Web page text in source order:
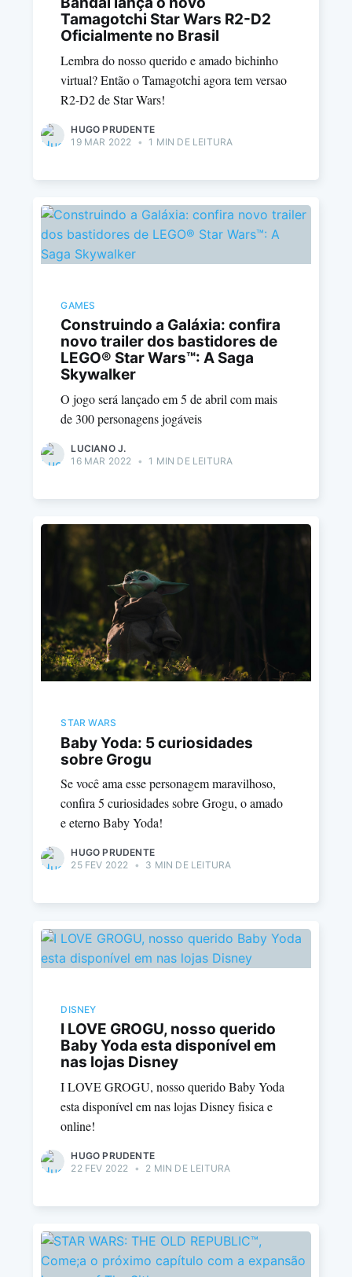
Tamagotchi Star Wars R2-D2
Oficialmente no Brasil
Lembra do nosso querido e amado bichinho
virtual? Então o Tamagotchi agora tem versao
R2-D2 de Star Wars!
HUGO PRUDENTE
19 MAR 2022
• 1 MIN DE LEITURA
GAMES
Construindo a Galáxia: confira
novo trailer dos bastidores de
LEGO® Star Wars™: A Saga
Skywalker
O jogo será lançado em 5 de abril com mais
de 300 personagens jogáveis
LUCIANO J.
16 MAR 2022
• 1 MIN DE LEITURA
STAR WARS
Baby Yoda: 5 curiosidades
sobre Grogu
Se você ama esse personagem maravilhoso,
confira 5 curiosidades sobre Grogu, o amado
e eterno Baby Yoda!
HUGO PRUDENTE
25 FEV 2022 • 3 MIN DE LEITURA
DISNEY
I LOVE GROGU, nosso querido
Baby Yoda esta disponível em
nas lojas Disney
I LOVE GROGU, nosso querido Baby Yoda
esta disponível em nas lojas Disney fisica e
online!
HUGO PRUDENTE
22 FEV 2022
• 2 MIN DE LEITURA